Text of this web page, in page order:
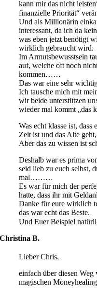
kann mir das nicht
finanzielle Priorität“
Und als Millionärin
interessant, da ich da
was eben jetzt benötigt
wirklich gebraucht wird.
Im Armutsbewusstsein
auf, welche oft noch
kommen……
Das war eine sehr
Ich tausche mich mit
wir beide unterstützen
wieder mal kommt „das
Was echt klasse ist, dass
Zeit ist und das Alte
Aber das zu wissen ist
Deshalb war es prima
seid lieb zu euch selbst,
mal………
Es war für mich der
hatte, dass ihr mit
Danke für eure wirklich
das war echt das Beste.
Und Euer Beispiel
Christina B.
Lieber Chris,
einfach über diesen
magischen